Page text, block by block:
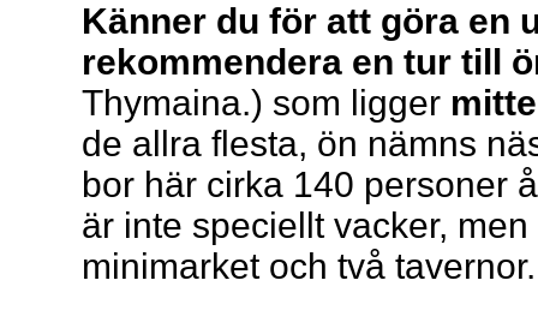
Känner du för att göra en
rekommendera en tur till
Thymaina.) som ligger
de allra flesta, ön nämns
bor här cirka 140 personer
är inte speciellt vacker,
minimarket och två tavernor.